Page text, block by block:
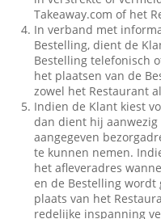
Takeaway.com of het
In verband met
Bestelling, dient de
Bestelling telefonisch
het plaatsen van de
zowel het Restaurant
Indien de Klant kiest
dan dient hij
aangegeven
te kunnen nemen.
het afleveradres
en de Bestelling wordt
plaats van het
redelijke inspanning